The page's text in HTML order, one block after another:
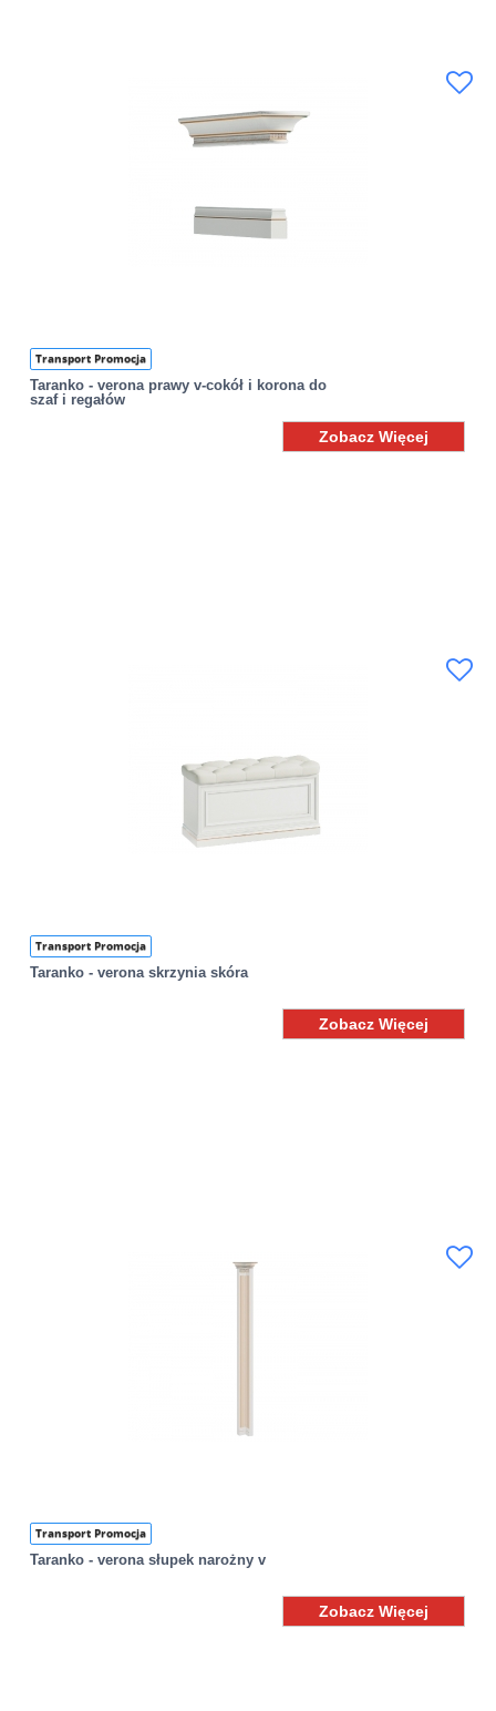
Transport Promocja
Taranko - verona prawy v-cokół i korona do
szaf i regałów
Zobacz Więcej
Transport Promocja
Taranko - verona skrzynia skóra
Zobacz Więcej
Transport Promocja
Taranko - verona słupek narożny v
Zobacz Więcej